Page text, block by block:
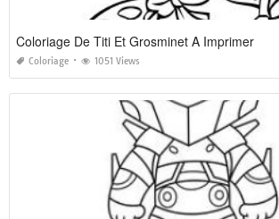
Coloriage De Titi Et Grosminet A Imprimer
Coloriage 1051 Views